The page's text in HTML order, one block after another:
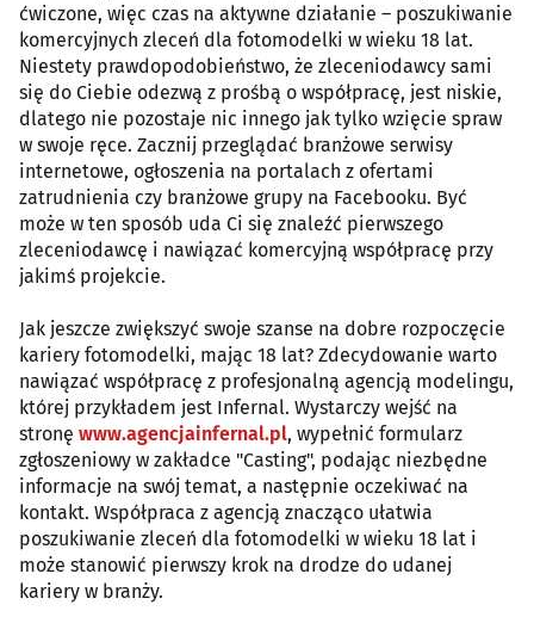
ćwiczone, więc czas na aktywne działanie – poszukiwanie
komercyjnych zleceń dla fotomodelki w wieku 18 lat.
Niestety prawdopodobieństwo, że zleceniodawcy sami
się do Ciebie odezwą z prośbą o współpracę, jest niskie,
dlatego nie pozostaje nic innego jak tylko wzięcie spraw
w swoje ręce. Zacznij przeglądać branżowe serwisy
internetowe, ogłoszenia na portalach z ofertami
zatrudnienia czy branżowe grupy na Facebooku. Być
może w ten sposób uda Ci się znaleźć pierwszego
zleceniodawcę i nawiązać komercyjną współpracę przy
jakimś projekcie.
Jak jeszcze zwiększyć swoje szanse na dobre rozpoczęcie
kariery fotomodelki, mając 18 lat? Zdecydowanie warto
nawiązać współpracę z profesjonalną agencją modelingu,
której przykładem jest Infernal. Wystarczy wejść na
stronę www.agencjainfernal.pl, wypełnić formularz
zgłoszeniowy w zakładce "Casting", podając niezbędne
informacje na swój temat, a następnie oczekiwać na
kontakt. Współpraca z agencją znacząco ułatwia
poszukiwanie zleceń dla fotomodelki w wieku 18 lat i
może stanowić pierwszy krok na drodze do udanej
kariery w branży.